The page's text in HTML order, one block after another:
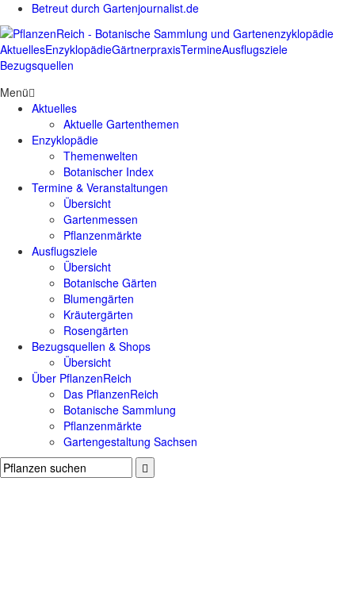
Betreut durch Gartenjournalist.de
AktuellesEnzyklopädieGärtnerpraxisTermineAusflugsziele
Bezugsquellen
Menü
Aktuelles
Aktuelle Gartenthemen
Enzyklopädie
Themenwelten
Botanischer Index
Termine & Veranstaltungen
Übersicht
Gartenmessen
Pflanzenmärkte
Ausflugsziele
Übersicht
Botanische Gärten
Blumengärten
Kräutergärten
Rosengärten
Bezugsquellen & Shops
Übersicht
Über PflanzenReich
Das PflanzenReich
Botanische Sammlung
Pflanzenmärkte
Gartengestaltung Sachsen